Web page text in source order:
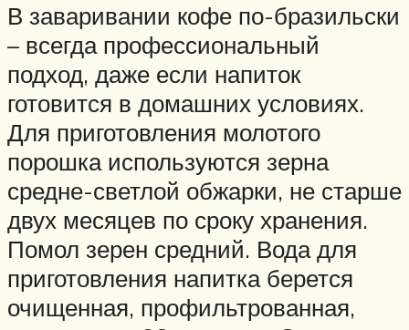
В заваривании кофе по-бразильски
– всегда профессиональный
подход, даже если напиток
готовится в домашних условиях.
Для приготовления молотого
порошка используются зерна
средне-светлой обжарки, не старше
двух месяцев по сроку хранения.
Помол зерен средний. Вода для
приготовления напитка берется
очищенная, профильтрованная,